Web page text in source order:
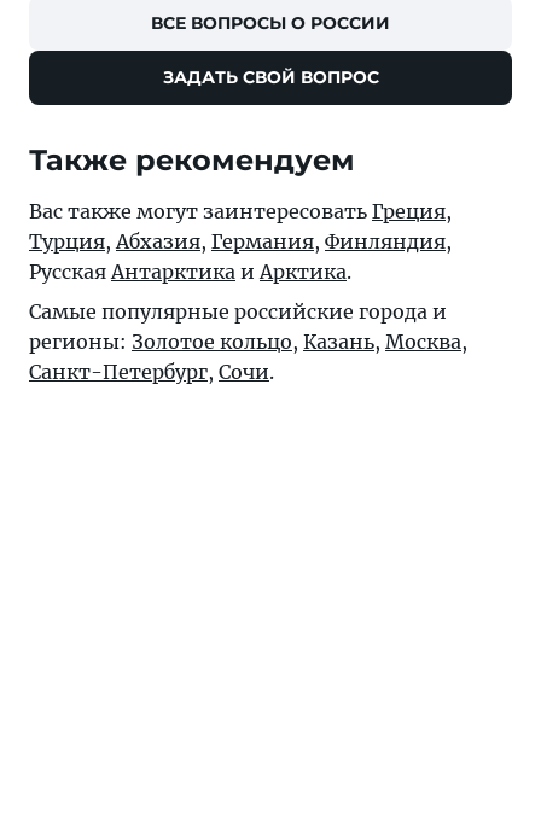
ВСЕ ВОПРОСЫ О РОССИИ
ЗАДАТЬ СВОЙ ВОПРОС
Также рекомендуем
Вас также могут заинтересовать Греция,
Турция, Абхазия, Германия, Финляндия,
Русская Антарктика и Арктика.
Самые популярные российские города и
регионы: Золотое кольцо, Казань, Москва,
Санкт-Петербург, Сочи.